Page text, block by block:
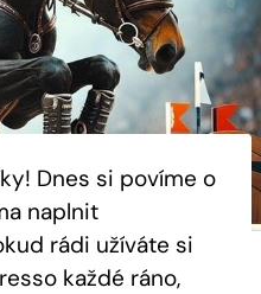
Dnes si povíme o
naplnit
rádi užíváte si
každé ráno,